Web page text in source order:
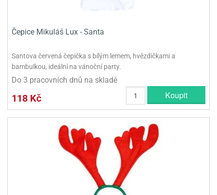
Čepice Mikuláš Lux - Santa
Santova červená čepička s bílým lemem, hvězdičkami a
bambulkou, ideální na vánoční party.
Do 3 pracovních dnů na skladě
118 Kč Koupit